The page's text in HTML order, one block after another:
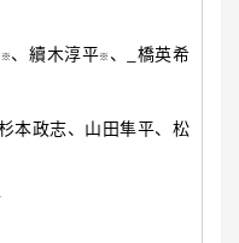
※、續木淳平※ 、_橋英希
本政志、山田隼平、松